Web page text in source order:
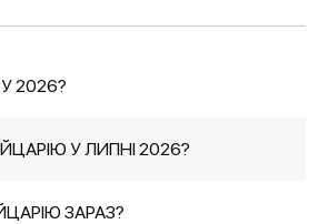
2026?
У ЛИПНІ 2026?
ЗАРАЗ?